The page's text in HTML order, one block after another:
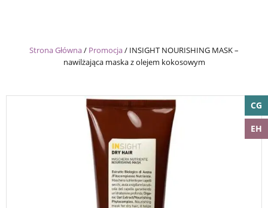
Strona Główna/ Promocja/ INSIGHT NOURISHING MASK –
nawilżająca maska z olejem kokosowym
CG
EH